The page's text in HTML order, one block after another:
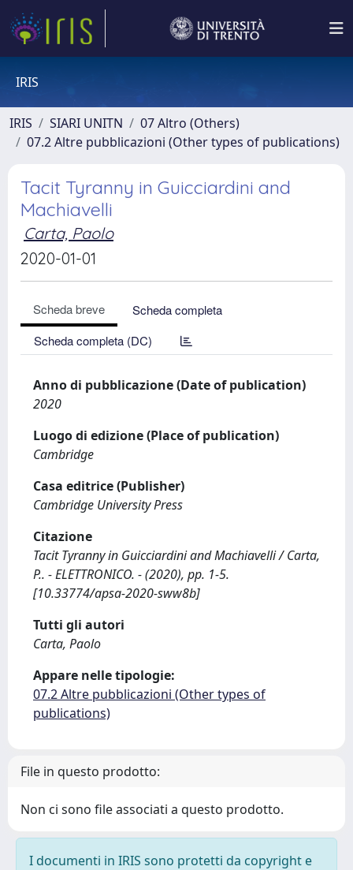
IRIS
IRIS SIARI UNITN
07 Altro (Others)
07.2 Altre pubblicazioni (Other types of publications)
Tacit Tyranny in Guicciardini and
Machiavelli
Carta, Paolo
2020-01-01
Scheda breve
Scheda completa
Scheda completa (DC)
Anno di pubblicazione (Date of publication)
2020
Luogo di edizione (Place of publication)
Cambridge
Casa editrice (Publisher)
Cambridge University Press
Citazione
Tacit Tyranny in Guicciardini and Machiavelli / Carta,
P.. - ELETTRONICO. - (2020), pp. 1-5.
[10.33774/apsa-2020-sww8b]
Tutti gli autori
Carta, Paolo
Appare nelle tipologie:
07.2 Altre pubblicazioni (Other types of
publications)
File in questo prodotto:
Non ci sono file associati a questo prodotto.
I documenti in IRIS sono protetti da copyright e